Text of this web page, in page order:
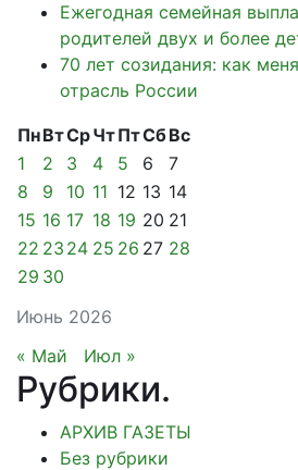
Ежегодная семейная
родителей двух и более
70 лет созидания: как
отрасль России
Июнь 2026
ПнВтСрЧтПтСбВс
1
2 3 4 5 6
7
8
9 10 11 12 13 14
15 16 17 18 19 20 21
22 23 24 25 26 27 28
29 30
« Май Июл »
Рубрики.
АРХИВ ГАЗЕТЫ
Без рубрики